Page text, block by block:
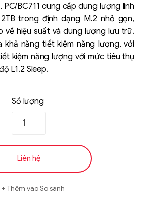
PC/BC711 cung cấp dung lượng linh
trong định dạng M.2 nhỏ gọn,
về hiệu suất và dung lượng lưu trữ.
khả năng tiết kiệm năng lượng, với
kiệm năng lượng với mức tiêu thụ
L1.2 Sleep.
Số lượng
Liên hệ
Thêm vào So sánh